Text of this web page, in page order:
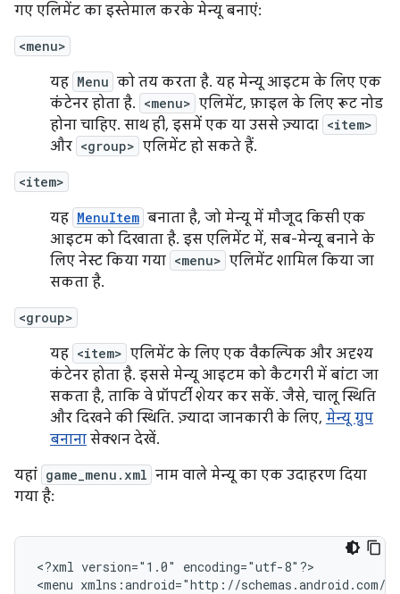
गए एलिमेंट का इस्तेमाल करके मेन्यू बनाएं:
<menu>
यह Menu को तय करता है. यह मेन्यू आइटम के लिए एक
कंटेनर होता है. <menu> एलिमेंट, फ़ाइल के लिए रूट नोड
होना चाहिए. साथ ही, इसमें एक या उससे ज़्यादा <item>
और <group> एलिमेंट हो सकते हैं.
<item>
यह MenuItem बनाता है, जो मेन्यू में मौजूद किसी एक
आइटम को दिखाता है. इस एलिमेंट में, सब-मेन्यू बनाने के
लिए नेस्ट किया गया <menu> एलिमेंट शामिल किया जा
सकता है.
<group>
यह <item> एलिमेंट के लिए एक वैकल्पिक और अदृश्य
कंटेनर होता है. इससे मेन्यू आइटम को कैटगरी में बांटा जा
सकता है, ताकि वे प्रॉपर्टी शेयर कर सकें. जैसे, चालू स्थिति
और दिखने की स्थिति. ज़्यादा जानकारी के लिए, मेन्यू ग्रुप
बनाना सेक्शन देखें.
यहां game_menu.xml नाम वाले मेन्यू का एक उदाहरण दिया
गया है:
<?xml version="1.0"
encoding="utf-8"?>
<menu